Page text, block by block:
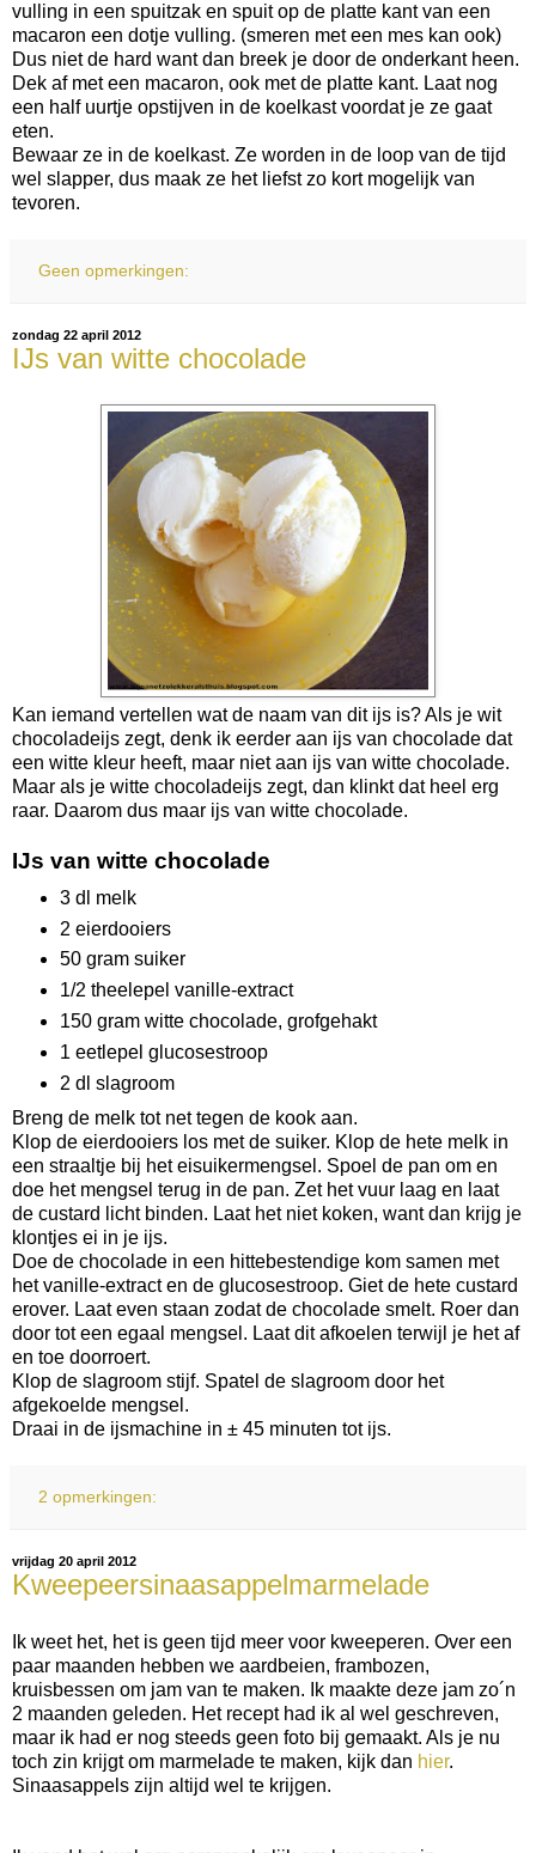
vulling in een spuitzak en spuit op de platte kant van een
macaron een dotje vulling. (smeren met een mes kan ook)
Dus niet de hard want dan breek je door de onderkant heen.
Dek af met een macaron, ook met de platte kant. Laat nog
een half uurtje opstijven in de koelkast voordat je ze gaat
eten.
Bewaar ze in de koelkast. Ze worden in de loop van de tijd
wel slapper, dus maak ze het liefst zo kort mogelijk van
tevoren.
Geen opmerkingen:
zondag 22 april 2012
IJs van witte chocolade
Kan iemand vertellen wat de naam van dit ijs is? Als je wit
chocoladeijs zegt, denk ik eerder aan ijs van chocolade dat
een witte kleur heeft, maar niet aan ijs van witte chocolade.
Maar als je witte chocoladeijs zegt, dan klinkt dat heel erg
raar. Daarom dus maar ijs van witte chocolade.
IJs van witte chocolade
3 dl melk
2 eierdooiers
50 gram suiker
1/2 theelepel vanille-extract
150 gram witte chocolade, grofgehakt
1 eetlepel glucosestroop
2 dl slagroom
Breng de melk tot net tegen de kook aan.
Klop de eierdooiers los met de suiker. Klop de hete melk in
een straaltje bij het eisuikermengsel. Spoel de pan om en
doe het mengsel terug in de pan. Zet het vuur laag en laat
de custard licht binden. Laat het niet koken, want dan krijg je
klontjes ei in je ijs.
Doe de chocolade in een hittebestendige kom samen met
het vanille-extract en de glucosestroop. Giet de hete custard
erover. Laat even staan zodat de chocolade smelt. Roer dan
door tot een egaal mengsel. Laat dit afkoelen terwijl je het af
en toe doorroert.
Klop de slagroom stijf. Spatel de slagroom door het
afgekoelde mengsel.
Draai in de ijsmachine in ± 45 minuten tot ijs.
2 opmerkingen:
vrijdag 20 april 2012
Kweepeersinaasappelmarmelade
Ik weet het, het is geen tijd meer voor kweeperen. Over een
paar maanden hebben we aardbeien, frambozen,
kruisbessen om jam van te maken. Ik maakte deze jam zo´n
2 maanden geleden. Het recept had ik al wel geschreven,
maar ik had er nog steeds geen foto bij gemaakt. Als je nu
toch zin krijgt om marmelade te maken, kijk dan hier.
Sinaasappels zijn altijd wel te krijgen.